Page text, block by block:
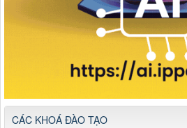
CÁC KHOÁ ĐÀO TẠO